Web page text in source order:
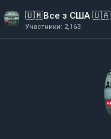
🇺🇲Все з США 🇺🇦
Участники: 2,163
Участники: 2,163